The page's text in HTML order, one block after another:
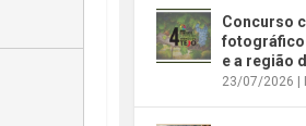
Concurso
fotográfico
e a região
23/07/2026 |